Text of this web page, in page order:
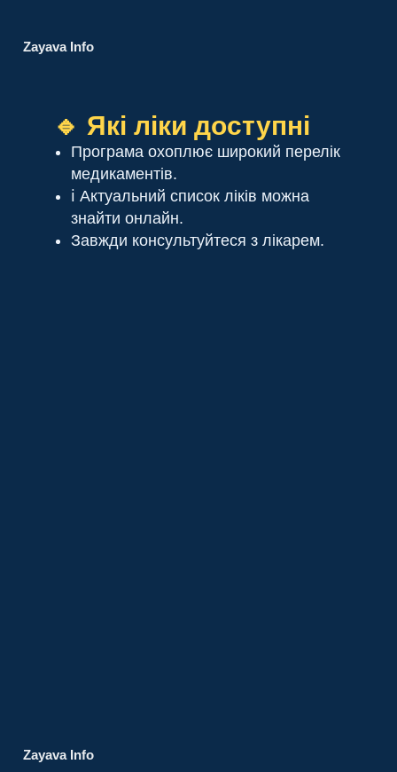
Zayava Info
🔹 Які ліки доступні
Програма охоплює широкий перелік
медикаментів.
ℹ️ Актуальний список ліків можна
знайти онлайн.
Завжди консультуйтеся з лікарем.
Zayava Info